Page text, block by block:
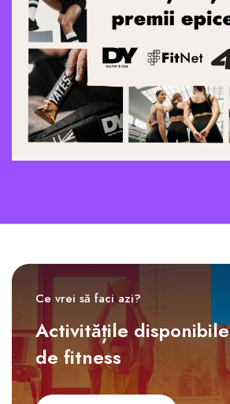
Ce vrei să faci azi?
Activitățile
de fitness